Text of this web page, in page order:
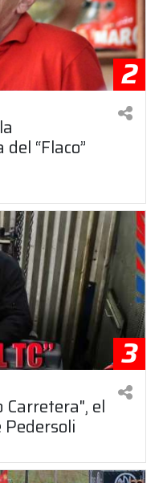
2
“Flaco”
3
Carretera", el